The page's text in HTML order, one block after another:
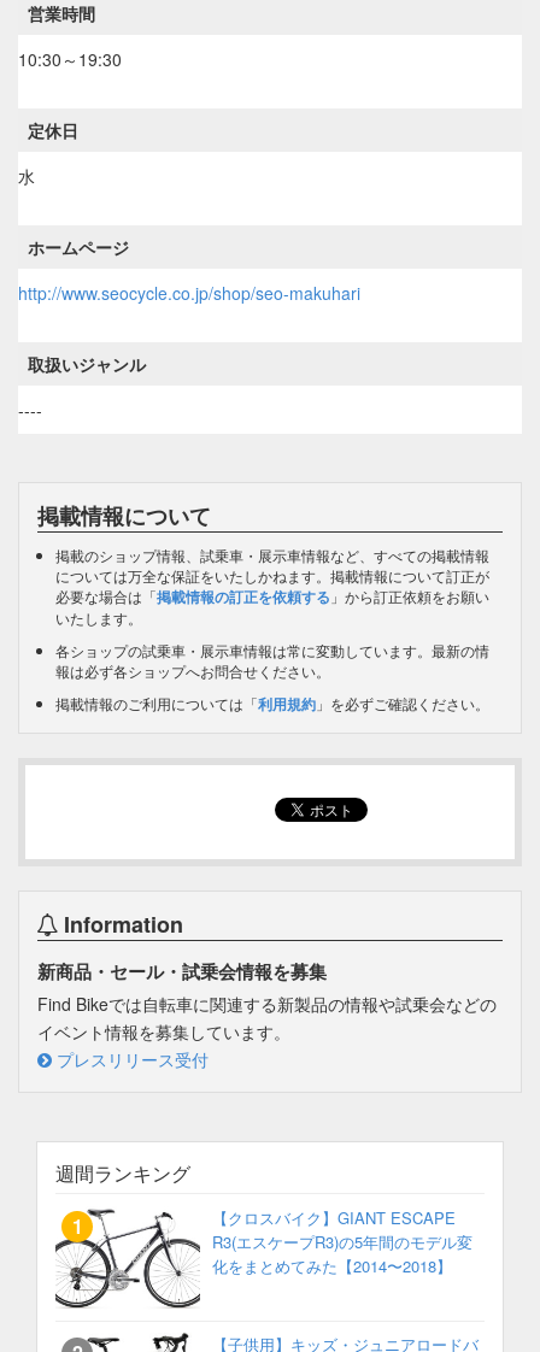
営業時間
10:30～19:30
定休日
水
ホームページ
http://www.seocycle.co.jp/shop/seo-makuhari
取扱いジャンル
----
掲載情報について
掲載のショップ情報、試乗車・展示車情報など、すべての掲載情報
については万全な保証をいたしかねます。掲載情報について訂正が
必要な場合は「掲載情報の訂正を依頼する 」から訂正依頼をお願い
いたします。
各ショップの試乗車・展示車情報は常に変動しています。最新の情
報は必ず各ショップへお問合せください。
掲載情報のご利用については「利用規約 」を必ずご確認ください。
Information
新商品・セール・試乗会情報を募集
Find Bikeでは自転車に関連する新製品の情報や試乗会などの
イベント情報を募集しています。
プレスリリース受付
週間ランキング
【クロスバイク】GIANT ESCAPE
R3(エスケープR3)の5年間のモデル変
化をまとめてみた【2014〜2018】
【子供用】キッズ・ジュニアロードバ